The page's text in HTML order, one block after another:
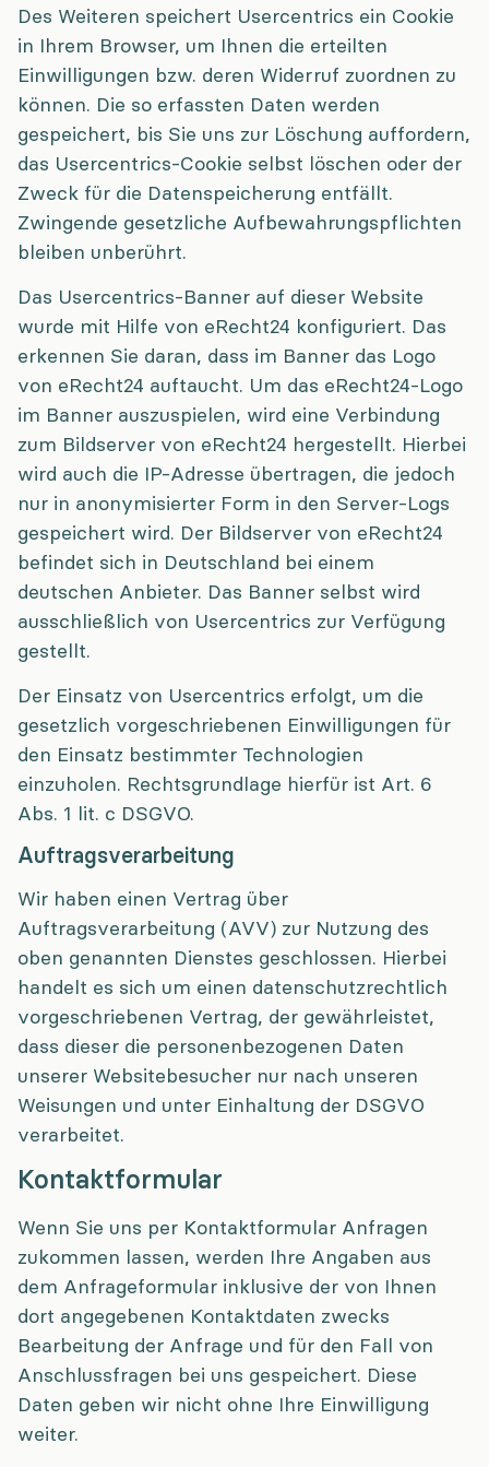
Des Weiteren speichert Usercentrics ein Cookie
in Ihrem Browser, um Ihnen die erteilten
Einwilligungen bzw. deren Widerruf zuordnen zu
können. Die so erfassten Daten werden
gespeichert, bis Sie uns zur Löschung auffordern,
das Usercentrics-Cookie selbst löschen oder der
Zweck für die Datenspeicherung entfällt.
Zwingende gesetzliche Aufbewahrungspflichten
bleiben unberührt.
Das Usercentrics-Banner auf dieser Website
wurde mit Hilfe von eRecht24 konfiguriert. Das
erkennen Sie daran, dass im Banner das Logo
von eRecht24 auftaucht. Um das eRecht24-Logo
im Banner auszuspielen, wird eine Verbindung
zum Bildserver von eRecht24 hergestellt. Hierbei
wird auch die IP-Adresse übertragen, die jedoch
nur in anonymisierter Form in den Server-Logs
gespeichert wird. Der Bildserver von eRecht24
befindet sich in Deutschland bei einem
deutschen Anbieter. Das Banner selbst wird
ausschließlich von Usercentrics zur Verfügung
gestellt.
Der Einsatz von Usercentrics erfolgt, um die
gesetzlich vorgeschriebenen Einwilligungen für
den Einsatz bestimmter Technologien
einzuholen. Rechtsgrundlage hierfür ist Art. 6
Abs. 1 lit. c DSGVO.
Auftragsverarbeitung
Wir haben einen Vertrag über
Auftragsverarbeitung (AVV) zur Nutzung des
oben genannten Dienstes geschlossen. Hierbei
handelt es sich um einen datenschutzrechtlich
vorgeschriebenen Vertrag, der gewährleistet,
dass dieser die personenbezogenen Daten
unserer Websitebesucher nur nach unseren
Weisungen und unter Einhaltung der DSGVO
verarbeitet.
Kontaktformular
Wenn Sie uns per Kontaktformular Anfragen
zukommen lassen, werden Ihre Angaben aus
dem Anfrageformular inklusive der von Ihnen
dort angegebenen Kontaktdaten zwecks
Bearbeitung der Anfrage und für den Fall von
Anschlussfragen bei uns gespeichert. Diese
Daten geben wir nicht ohne Ihre Einwilligung
weiter.